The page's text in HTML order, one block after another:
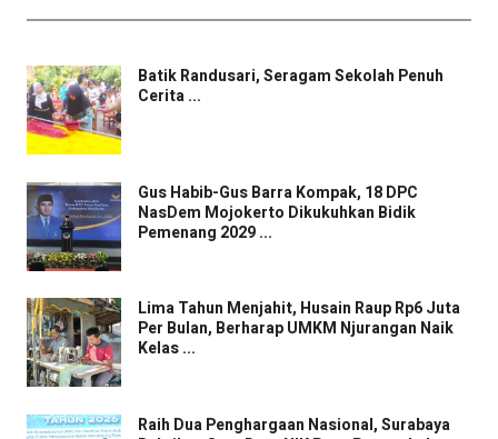
Batik Randusari, Seragam Sekolah Penuh
Cerita ...
Gus Habib-Gus Barra Kompak, 18 DPC
NasDem Mojokerto Dikukuhkan Bidik
Pemenang 2029 ...
Lima Tahun Menjahit, Husain Raup Rp6 Juta
Per Bulan, Berharap UMKM Njurangan Naik
Kelas ...
Raih Dua Penghargaan Nasional, Surabaya